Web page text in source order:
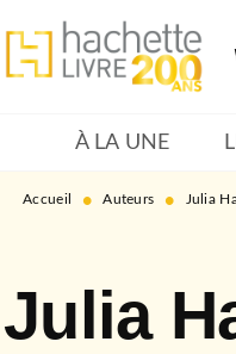
MENU RECHERCHE
À LA UNE
Accueil • Auteurs • Julia
Julia